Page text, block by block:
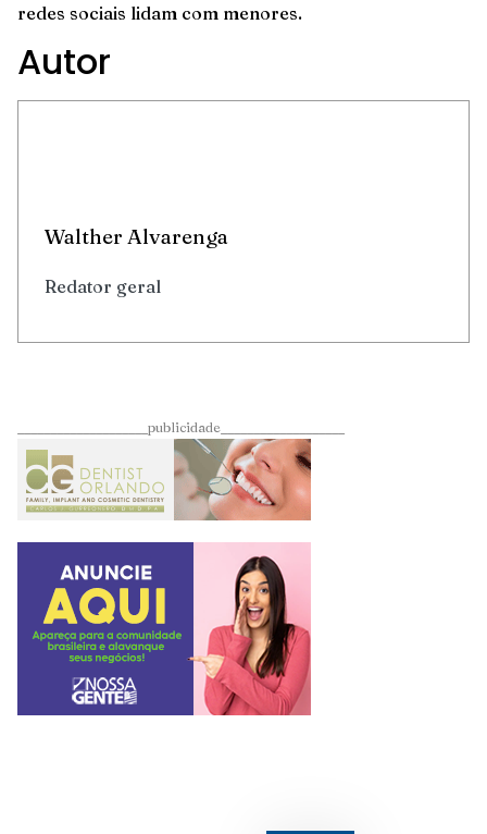
redes sociais lidam com menores.
Autor
Walther Alvarenga
Redator geral
____________________publicidade___________________